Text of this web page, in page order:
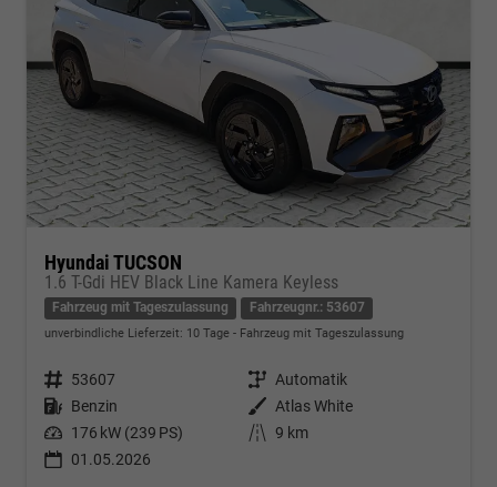
Hyundai TUCSON
1.6 T-Gdi HEV Black Line Kamera Keyless
Fahrzeug mit Tageszulassung Fahrzeugnr.: 53607
unverbindliche Lieferzeit: 10 Tage Fahrzeug mit Tageszulassung
Fahrzeugnr. 53607 Getriebe Automatik
Kraftstoff Benzin Außenfarbe Atlas White
Leistung 176 kW (239 PS) Kilometerstand 9 km
01.05.2026